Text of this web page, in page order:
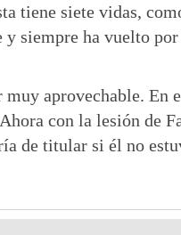
tiene siete vidas,
siempre ha vuelto
muy aprovechable. En
con la lesión de
de titular si él no